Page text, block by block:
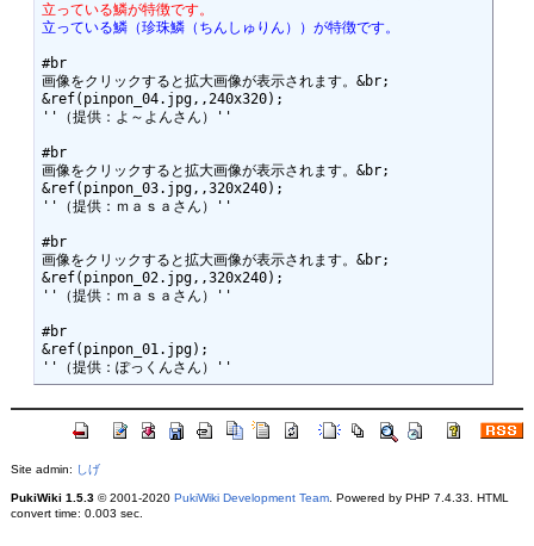
立っている鱗が特徴です。
立っている鱗（珍珠鱗（ちんしゅりん））が特徴です。
#br
画像をクリックすると拡大画像が表示されます。&br;
&ref(pinpon_04.jpg,,240x320);
''（提供：よ～よんさん）''
#br
画像をクリックすると拡大画像が表示されます。&br;
&ref(pinpon_03.jpg,,320x240);
''（提供：ｍａｓａさん）''
#br
画像をクリックすると拡大画像が表示されます。&br;
&ref(pinpon_02.jpg,,320x240);
''（提供：ｍａｓａさん）''
#br
&ref(pinpon_01.jpg);
Site admin: しげ
PukiWiki 1.5.3© 2001-2020 PukiWiki Development Team. Powered by PHP 7.4.33. HTML
convert time: 0.003 sec.